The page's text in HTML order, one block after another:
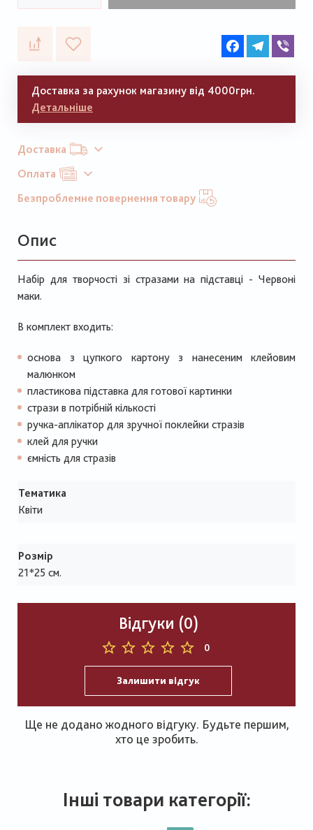
FacebookTelegram
Доставка за рахунок магазину від 4000грн.
Детальніше
Доставка
Оплата
Безпроблемне повернення товару
Опис
Набір для творчості зі стразами на підставці - Червоні
маки.
В комплект входить:
основа з цупкого картону з нанесеним клейовим
малюнком
пластикова підставка для готової картинки
стрази в потрібній кількості
ручка-аплікатор для зручної поклейки стразів
клей для ручки
ємність для стразів
Тематика
Квіти
Розмір
21*25 см.
Відгуки (0)
0
Залишити відгук
Ще не додано жодного відгуку. Будьте першим,
хто це зробить.
Інші товари категорії: